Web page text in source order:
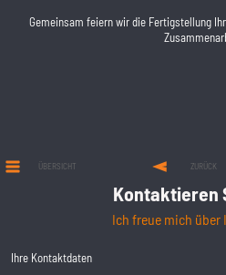
Gemeinsam feiern wir die Fertigstellung
ÜBERSICHT ZURÜCK
Kontaktieren
Ich freue mich über
Ihre Kontaktdaten